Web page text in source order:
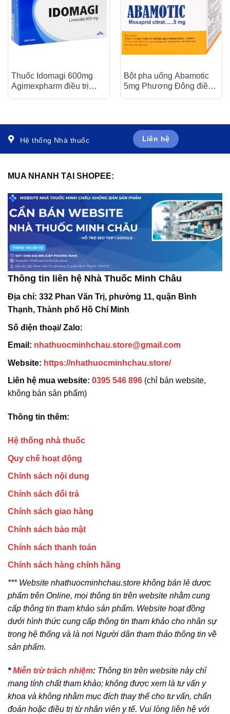
Thuốc Idomagi 600mg
Agimexpharm điều trị
Bột pha uống Abamotic
5mg Phương Đông điều
Hệ thống Nhà thuốc Liên hệ
MUA NHANH TẠI SHOPEE:
Thông tin liên hệ Nhà Thuốc Minh Châu
Địa chỉ: 332 Phan Văn Trị, phường 11, quận Bình
Thạnh, Thành phố Hồ Chí Minh
Số điện thoại/ Zalo:
Email: nhathuocminhchau.store@gmail.com
Website: https://nhathuocminhchau.store/
Liên hệ mua website: 0395 546 896 (chỉ bán website,
không bán sản phẩm)
Thông tin thêm:
Hệ thống nhà thuốc
Quy chế hoạt động
Chính sách nội dung
Chính sách đổi trả
Chính sách giao hàng
Chính sách bảo mật
Chính sách thanh toán
Chính sách hàng chính hãng
*** Website nhathuocminhchau.store không bán lẻ dược
phẩm trên Online, mọi thông tin trên website nhằm cung
cấp thông tin tham khảo sản phẩm. Website hoạt đồng
dưới hình thức cung cấp thông tin tham khảo cho nhân sự
trong hệ thống và là nơi Người dân tham thảo thông tin về
sản phẩm.
*Miễn trừ trách nhiệm: Thông tin trên website này chỉ
mang tính chất tham khảo; không được xem là tư vấn y
khoa và không nhằm mục đích thay thế cho tư vấn, chẩn
đoán hoặc điều trị từ nhân viên y tế. Vui lòng liên hệ với